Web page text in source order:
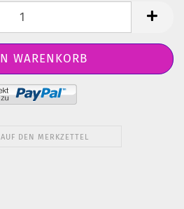
AUF DEN MERKZETTEL